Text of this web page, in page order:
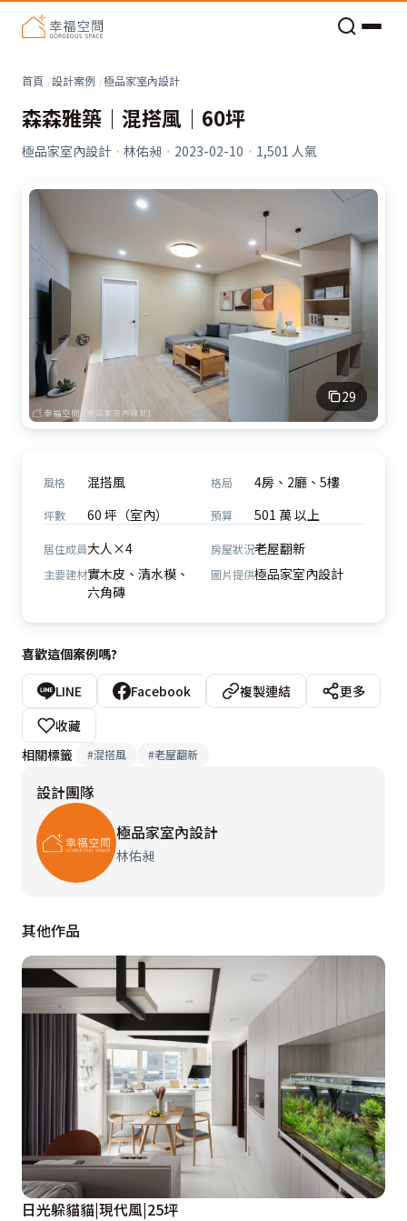
首頁 設計案例 極品家室內設計
森森雅築｜混搭風｜60坪
極品家室內設計 · 林佑昶 · 2023-02-10 · 1,501 人氣
29
風格 混搭風 格局 4房、2廳、5樓
坪數 60 坪（室內） 預算 501 萬 以上
居住成員大人×4 房屋狀況老屋翻新
主要建材實木皮、清水模、
六角磚
圖片提供極品家室內設計
喜歡這個案例嗎?
LINE Facebook 複製連結
更多
收藏
相關標籤
#混搭風 #老屋翻新
設計團隊
極品家室內設計
林佑昶
其他作品
日光躲貓貓|現代風|25坪